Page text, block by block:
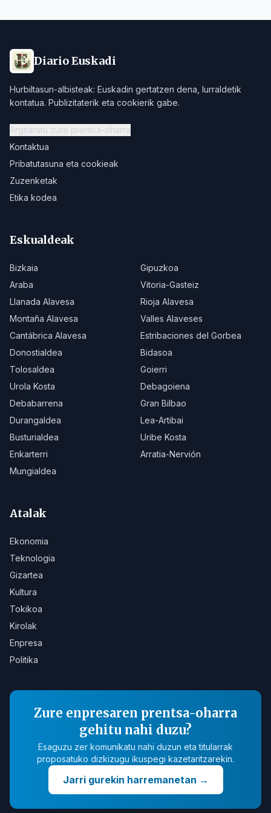
Diario Euskadi
Hurbiltasun-albisteak: Euskadin gertatzen dena, lurraldetik
kontatua. Publizitaterik eta cookierik gabe.
Argitaratu zure prentsa-oharra
Kontaktua
Pribatutasuna eta cookieak
Zuzenketak
Etika kodea
Eskualdeak
Bizkaia
Gipuzkoa
Araba
Vitoria-Gasteiz
Llanada Alavesa
Rioja Alavesa
Montaña Alavesa
Valles Alaveses
Cantábrica Alavesa
Estribaciones del Gorbea
Donostialdea
Bidasoa
Tolosaldea
Goierri
Urola Kosta
Debagoiena
Debabarrena
Gran Bilbao
Durangaldea
Lea-Artibai
Busturialdea
Uribe Kosta
Enkarterri
Arratia-Nervión
Mungialdea
Atalak
Ekonomia
Teknologia
Gizartea
Kultura
Tokikoa
Kirolak
Enpresa
Politika
Zure enpresaren prentsa-oharra
gehitu nahi duzu?
Esaguzu zer komunikatu nahi duzun eta titularrak
proposatuko dizkizugu ikuspegi kazetaritzarekin.
Jarri gurekin harremanetan →